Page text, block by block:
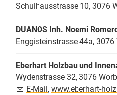
Schulhausstrasse 10, 3076
DUANOS Inh. Noemi
Enggisteinstrasse 44a, 3076
Eberhart Holzbau und
Wydenstrasse 32, 3076 Worb
E-Mail, www.eberhart-